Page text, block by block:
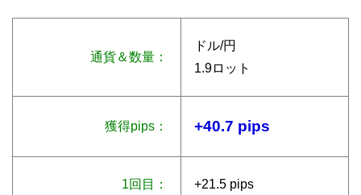
通貨＆数量：
ドル/円
1.9ロット
獲得pips： +40.7 pips
1回目：
+21.5 pips